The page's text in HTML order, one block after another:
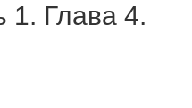
1. Глава 4.